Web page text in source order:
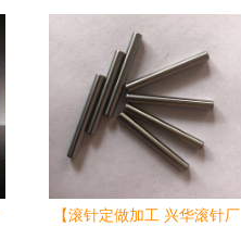
动，聚焦轴承与附属件新征
程
【滚针定做加工 兴华滚针厂